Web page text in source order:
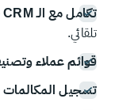
تكامل مع الـ CRM
تلقائي.
قوائم عملاء
تسجيل المكالمات